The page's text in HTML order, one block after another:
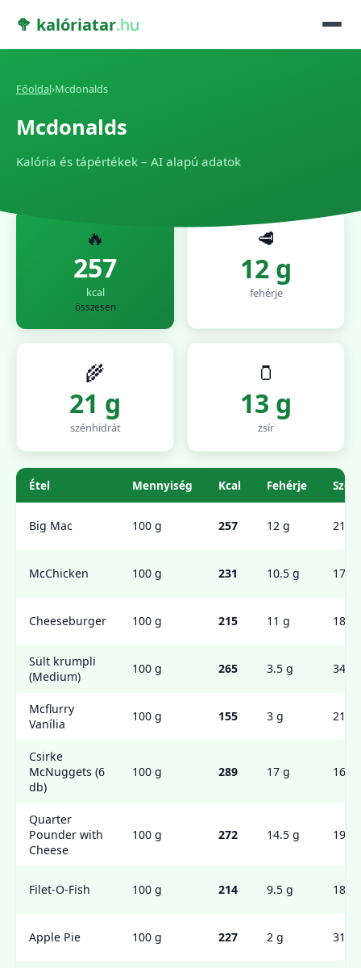
🥦 kalóriatar.hu
Főoldal›Mcdonalds
Mcdonalds
Kalória és tápértékek – AI alapú adatok
🔥
257
kcal
összesen
🥩
12 g
fehérje
🌾
21 g
szénhidrát
🫙
13 g
zsír
Étel Mennyiség Kcal Fehérje
Big Mac 100 g 257 12 g 21 g
McChicken 100 g 231 10.5 g 17.5
Cheeseburger 100 g 215 11 g 18 g
Sült krumpli
(Medium)
100 g 265 3.5 g 34 g
Mcflurry
Vanília
100 g 155 3 g 21 g
Csirke
McNuggets (6
db)
100 g 289 17 g 16 g
Quarter
Pounder with
Cheese
100 g 272 14.5 g 19 g
Filet-O-Fish 100 g 214 9.5 g 18 g
Apple Pie 100 g 227 2 g 31 g